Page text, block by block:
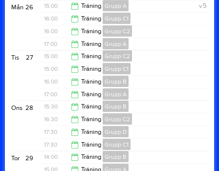
18:50
18:50
26
Mån v.5
15:00 Träning Grupp A
15:50
16:00 Träning Grupp C1
18:00
16:00 Träning Grupp C2
18:00
17:00 Träning Grupp A
19:30
27
Tis 15:00 Träning Grupp C2
16:50
15:00 Träning Grupp C1
16:50
16:00 Träning Grupp B
18:00
17:00 Träning Grupp A
19:30
28
Ons 15:30 Träning Grupp B
18:30
16:30 Träning Grupp C2
18:20
17:30 Träning Grupp D
18:20
17:30 Träning Grupp C1
19:20
29
Tor 14:00 Träning Grupp B